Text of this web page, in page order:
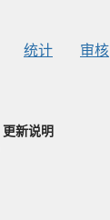
统计 审核
更新说明